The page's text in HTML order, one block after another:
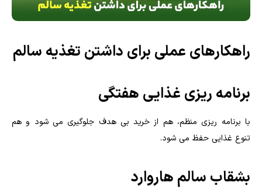
راهکارهای عملی برای داشتن تغذیه سالم
برنامه ریزی غذایی هفتگی
با برنامه ریزی منظم، هم از خرید بی هدف جلوگیری می شود و هم
تنوع غذایی حفظ می شود.
بشقاب سالم هاروارد